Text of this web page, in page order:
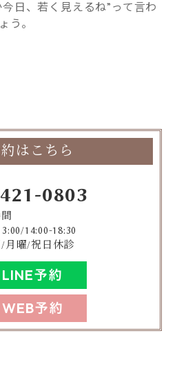
日、若く見えるね”って言わ
う。
はこちら
0803
14:00-18:30
月曜/祝日休診
LINE予約
WEB予約